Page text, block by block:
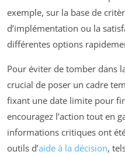
exemple, sur la base de
d’implémentation ou la
différentes options
Pour éviter de tomber dans
crucial de poser un cadre
fixant une date limite pour
encouragez l’action tout en
informations critiques ont
outils d’aide à la décision,